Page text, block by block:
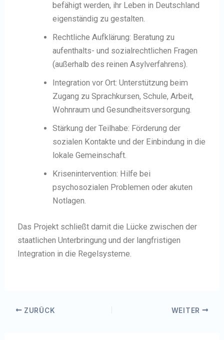
befähigt werden, ihr Leben in Deutschland
eigenständig zu gestalten.
Rechtliche Aufklärung: Beratung zu
aufenthalts- und sozialrechtlichen Fragen
(außerhalb des reinen Asylverfahrens).
Integration vor Ort: Unterstützung beim
Zugang zu Sprachkursen, Schule, Arbeit,
Wohnraum und Gesundheitsversorgung.
Stärkung der Teilhabe: Förderung der
sozialen Kontakte und der Einbindung in die
lokale Gemeinschaft.
Krisenintervention: Hilfe bei
psychosozialen Problemen oder akuten
Notlagen.
Das Projekt schließt damit die Lücke zwischen der
staatlichen Unterbringung und der langfristigen
Integration in die Regelsysteme.
ZURÜCK WEITER